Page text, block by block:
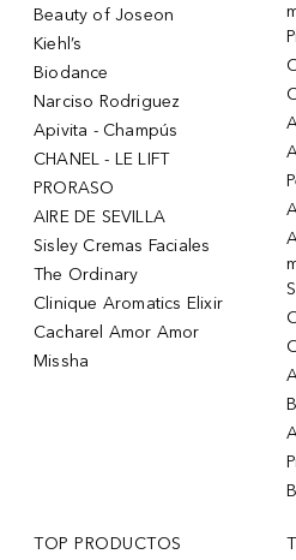
Beauty of Joseon
Kiehl’s
Biodance
Narciso Rodriguez
Apivita - Champús
CHANEL - LE LIFT
PRORASO
AIRE DE SEVILLA
Sisley Cremas Faciales
The Ordinary
Clinique Aromatics Elixir
Cacharel Amor Amor
Missha
TOP PRODUCTOS